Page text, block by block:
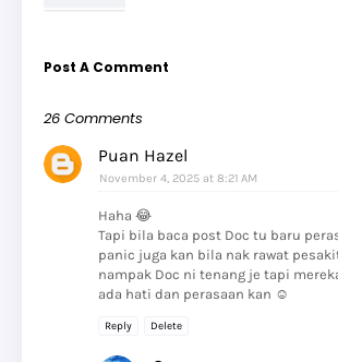
Post A Comment
26 Comments
Puan Hazel
November 4, 2025 at 8:21 AM
Haha 😂
Tapi bila baca post Doc tu baru
panic juga kan bila nak rawat
nampak Doc ni tenang je tapi
ada hati dan perasaan kan ☺️
Reply Delete